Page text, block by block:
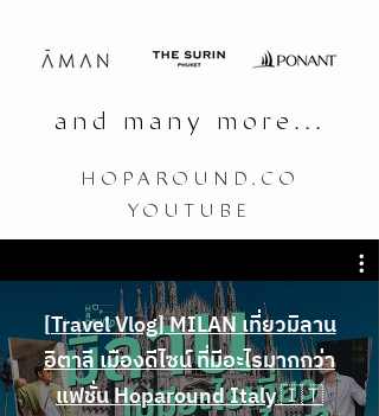
and many more...
HOPAROUND.CO
YOUTUBE
[Travel Vlog] MILAN เที่ยวมิลาน
อิตาลี เมืองดีไซน์ ที่มีอะไรมากกว่า
แฟชั่น Hoparound Italy 🇮🇹